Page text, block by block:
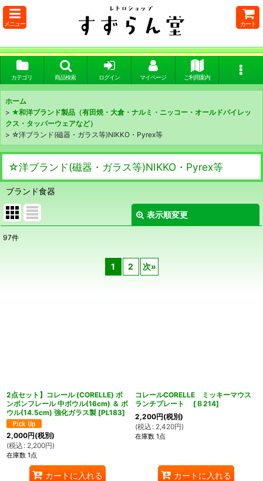
メニュー カート
カテゴリ 商品検索 ログイン マイページ ご利用案内
ホーム
> ★和洋ブランド製品（有田焼・大倉・ナルミ・ニッコー・オールドパイレッ
クス・タッパーウェアなど）
> ☆洋ブランド(磁器・ガラス等)NIKKO・Pyrex等
☆洋ブランド(磁器・ガラス等)NIKKO・Pyrex等
ブランド食器
表示順変更
97件
1 2 次»
2点セット】コレール (CORELLE) ボ
ンボンフレール 中ボウル(16cm) ＆ ボ
ウル(14.5cm) 強化ガラス製 [PL183]
2,000円(税別)
(税込 : 2,200円)
在庫数 1点
カートに入れる
コレールCORELLE ミッキーマウス
ランチプレート
[ Ｂ214]
2,200円(税別)
(税込 : 2,420円)
在庫数 1点
カートに入れる